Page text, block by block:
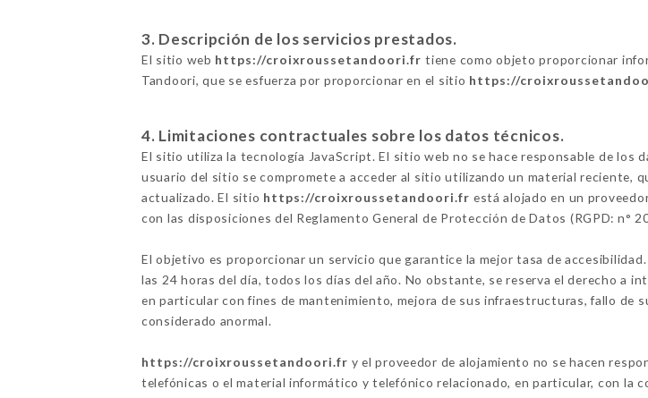
3. Descripción de los servicios prestados.
El sitio web https://croixroussetandoori.fr tiene como objeto proporcionar
Tandoori, que se esfuerza por proporcionar en el sitio https://
4. Limitaciones contractuales sobre los datos técnicos.
El sitio utiliza la tecnología JavaScript. El sitio web no se hace responsable de los
usuario del sitio se compromete a acceder al sitio utilizando un material reciente,
actualizado. El sitio https://croixroussetandoori.fr está alojado en un
con las disposiciones del Reglamento General de Protección de Datos (RGPD: n°
El objetivo es proporcionar un servicio que garantice la mejor tasa de
las 24 horas del día, todos los días del año. No obstante, se reserva el derecho a
en particular con fines de mantenimiento, mejora de sus infraestructuras, fallo de
considerado anormal.
https://croixroussetandoori.fr y el proveedor de alojamiento no se hacen
telefónicas o el material informático y telefónico relacionado, en particular, con la